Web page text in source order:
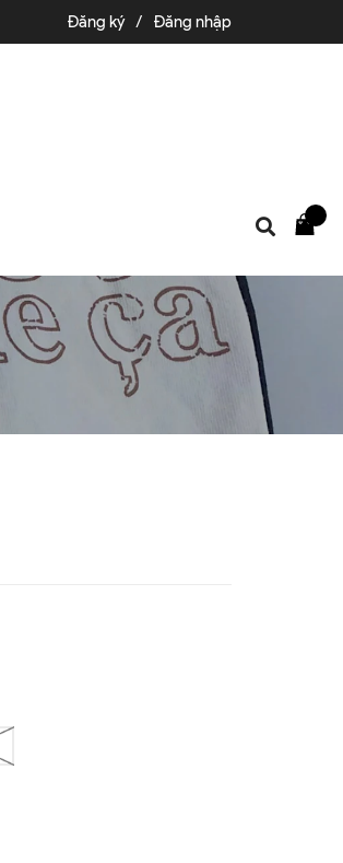
Đăng ký / Đăng nhập